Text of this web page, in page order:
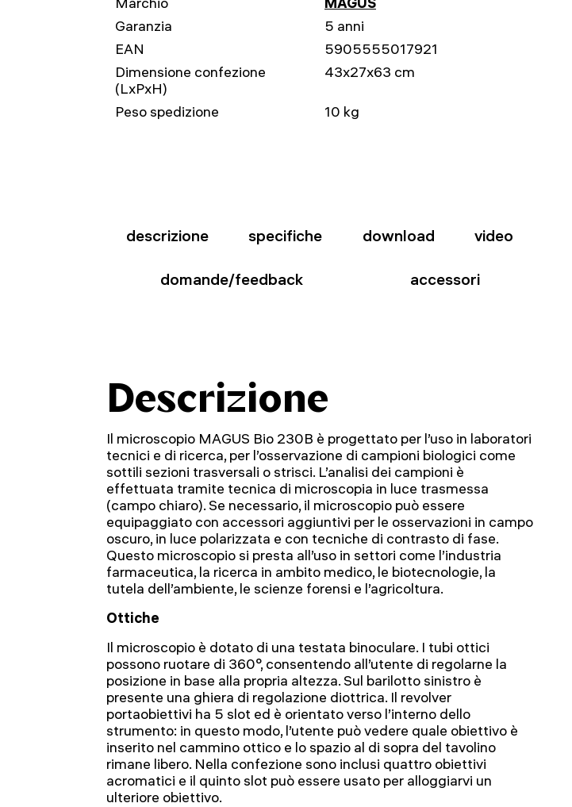
Garanzia
5 anni
EAN
5905555017921
Dimensione confezione
(LxPxH)
43x27x63 cm
Peso spedizione 10 kg
descrizione specifiche download video
domande/feedback accessori
Descrizione
Il microscopio MAGUS Bio 230B è progettato per l’uso in laboratori
tecnici e di ricerca, per l’osservazione di campioni biologici come
sottili sezioni trasversali o strisci. L’analisi dei campioni è
effettuata tramite tecnica di microscopia in luce trasmessa
(campo chiaro). Se necessario, il microscopio può essere
equipaggiato con accessori aggiuntivi per le osservazioni in campo
oscuro, in luce polarizzata e con tecniche di contrasto di fase.
Questo microscopio si presta all’uso in settori come l’industria
farmaceutica, la ricerca in ambito medico, le biotecnologie, la
tutela dell’ambiente, le scienze forensi e l’agricoltura.
Ottiche
Il microscopio è dotato di una testata binoculare. I tubi ottici
possono ruotare di 360°, consentendo all’utente di regolarne la
posizione in base alla propria altezza. Sul barilotto sinistro è
presente una ghiera di regolazione diottrica. Il revolver
portaobiettivi ha 5 slot ed è orientato verso l’interno dello
strumento: in questo modo, l’utente può vedere quale obiettivo è
inserito nel cammino ottico e lo spazio al di sopra del tavolino
rimane libero. Nella confezione sono inclusi quattro obiettivi
acromatici e il quinto slot può essere usato per alloggiarvi un
ulteriore obiettivo.